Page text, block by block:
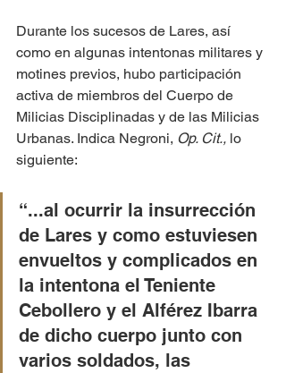
Durante los sucesos de Lares, así
como en algunas intentonas militares y
motines previos, hubo participación
activa de miembros del Cuerpo de
Milicias Disciplinadas y de las Milicias
Urbanas. Indica Negroni, Op. Cit., lo
siguiente:
“...al ocurrir la insurrección
de Lares y como estuviesen
envueltos y complicados en
la intentona el Teniente
Cebollero y el Alférez Ibarra
de dicho cuerpo junto con
varios soldados, las